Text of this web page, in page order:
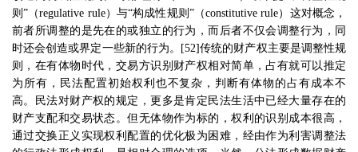
则” （regulative rule）与“构成性规则 ”（constitutive rule）这对概念，
前者所调整的是先在的或独立的行为，而后者不仅会调整行为，同
时还会创造或界定一些新的行为。
[52]传统的财产权主要是调整性规
则，在有体物时代，交易方识别财产权相对简单，占有就可以推定
为所有，民法配置初始权利也不复杂，判断有体物的占有成本不
高。民法对财产权的规定，更多是肯定民法生活中已经大量存在的
财产支配和交易状态。但无体物作为标的，权利的识别成本很高，
通过交换正义实现权利配置的优化极为困难，经由作为利害调整法